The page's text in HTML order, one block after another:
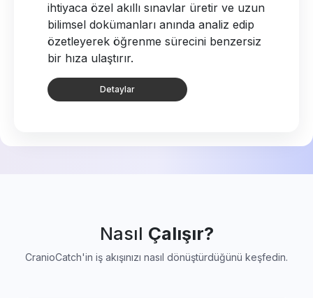
ihtiyaca özel akıllı sınavlar üretir ve uzun
bilimsel dokümanları anında analiz edip
özetleyerek öğrenme sürecini benzersiz
bir hıza ulaştırır.
Detaylar
Nasıl Çalışır?
CranioCatch'in iş akışınızı nasıl dönüştürdüğünü keşfedin.